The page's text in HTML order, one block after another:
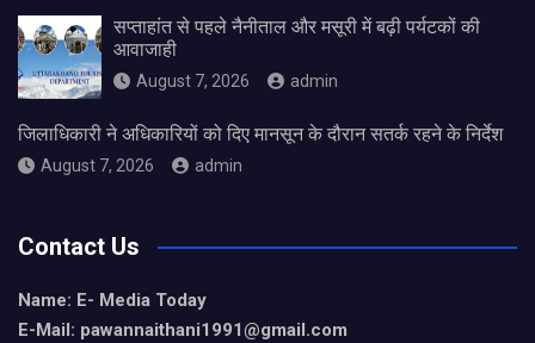
सप्ताहांत से पहले नैनीताल और मसूरी में बढ़ी पर्यटकों की
आवाजाही
August 7, 2026 admin
जिलाधिकारी ने अधिकारियों को दिए मानसून के दौरान सतर्क रहने के निर्देश
August 7, 2026 admin
Contact Us
Name: E- Media Today
E-Mail: pawannaithani1991@gmail.com